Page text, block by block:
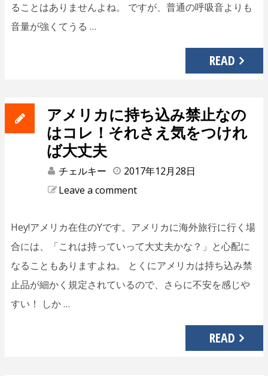
ることはありませんよね。 ですが、普通の呼吸音よりも
音量が強くてうる …
READ
アメリカに持ち込み禁止なの
はコレ！それさえ気をつけれ
ば大丈夫
チェルキー
2017年12月28日
Leave a comment
Hey!アメリカ在住のYです。アメリカに海外旅行に行く場
合には、「これは持っていって大丈夫かな？」と心配に
なることもありますよね。 とくにアメリカは持ち込み禁
止品が細かく規定されているので、さらに不安を感じや
すい！ しか …
READ